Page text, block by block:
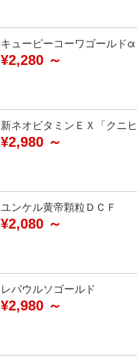
キューピーコーワゴールドα
¥2,280 ～
新ネオビタミンＥＸ「クニヒ
¥2,980 ～
ユンケル黄帝顆粒ＤＣＦ
¥2,080 ～
レバウルソゴールド
¥2,980 ～